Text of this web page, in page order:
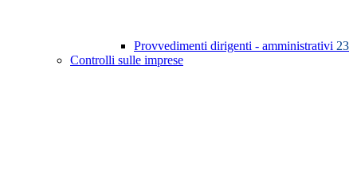
Provvedimenti dirigenti - amministrativi 23
Controlli sulle imprese